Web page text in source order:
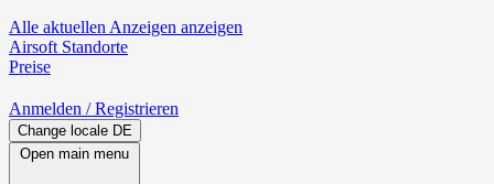
Alle aktuellen Anzeigen anzeigen
Airsoft Standorte
Preise
Anmelden / Registrieren
Change locale DE
Open main menu